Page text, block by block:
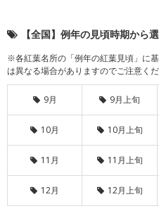
【全国】例年の見頃時期から
※各紅葉名所の「例年の紅葉見頃」に
は異なる場合がありますのでご注意くだ
9月 9月上旬
10月 10月上旬
11月 11月上旬
12月 12月上旬